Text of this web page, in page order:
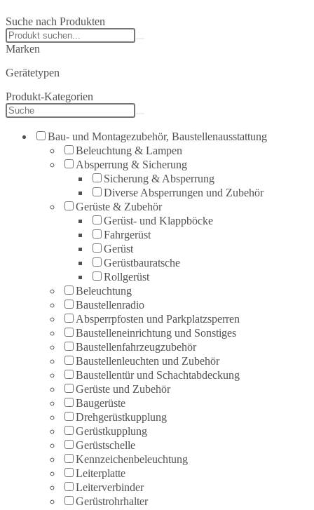
Suche nach Produkten
Search
products:
Marken
Gerätetypen
Produkt-Kategorien
Bau- und Montagezubehör, Baustellenausstattung
Beleuchtung & Lampen
Absperrung & Sicherung
Sicherung & Absperrung
Diverse Absperrungen und Zubehör
Gerüste & Zubehör
Gerüst- und Klappböcke
Fahrgerüst
Gerüst
Gerüstbauratsche
Rollgerüst
Beleuchtung
Baustellenradio
Absperrpfosten und Parkplatzsperren
Baustelleneinrichtung und Sonstiges
Baustellenfahrzeugzubehör
Baustellenleuchten und Zubehör
Baustellentür und Schachtabdeckung
Gerüste und Zubehör
Baugerüste
Drehgerüstkupplung
Gerüstkupplung
Gerüstschelle
Kennzeichenbeleuchtung
Leiterplatte
Leiterverbinder
Gerüstrohrhalter